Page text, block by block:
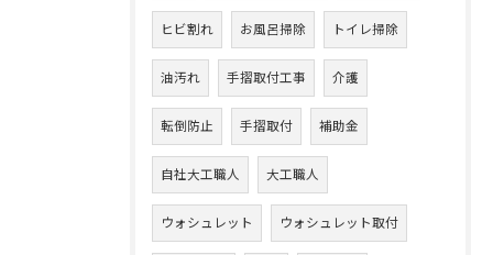
ヒビ割れ お風呂掃除 トイレ掃除
油汚れ 手摺取付工事 介護
転倒防止 手摺取付 補助金
自社大工職人 大工職人
ウォシュレット ウォシュレット取付